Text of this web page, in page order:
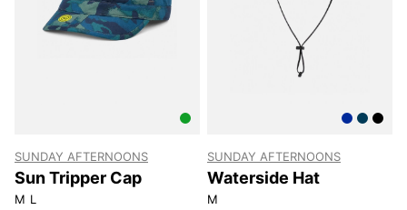
SUNDAY AFTERNOONS
Sun Tripper Cap
M L
SUNDAY AFTERNOONS
Waterside Hat
M